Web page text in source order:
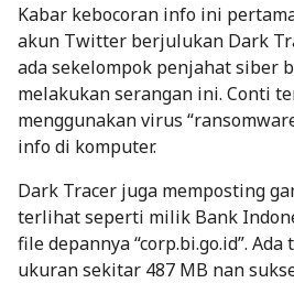
Kabar kebocoran info ini
akun Twitter berjulukan Dark
ada sekelompok penjahat siber
melakukan serangan ini. Conti
menggunakan virus
info di komputer.
Dark Tracer juga memposting
terlihat seperti milik Bank
file depannya “corp.bi.go.id”.
ukuran sekitar 487 MB nan